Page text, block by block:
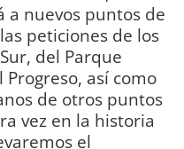
a nuevos puntos de
peticiones de los
del Parque
así como
de otros puntos
vez en la historia
el